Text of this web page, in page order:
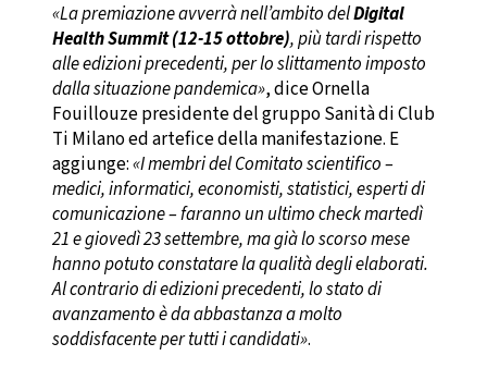
«La premiazione avverrà nell’ambito delDigital
Health Summit (12-15 ottobre), più tardi rispetto
alle edizioni precedenti, per lo slittamento imposto
dalla situazione pandemica», dice Ornella
Fouillouze presidente del gruppo Sanità di Club
Ti Milano ed artefice della manifestazione. E
aggiunge:«I membri del Comitato scientifico –
medici, informatici, economisti, statistici, esperti di
comunicazione – faranno un ultimo check martedì
21 e giovedì 23 settembre, ma già lo scorso mese
hanno potuto constatare la qualità degli elaborati.
Al contrario di edizioni precedenti, lo stato di
avanzamento è da abbastanza a molto
soddisfacente per tutti i candidati».